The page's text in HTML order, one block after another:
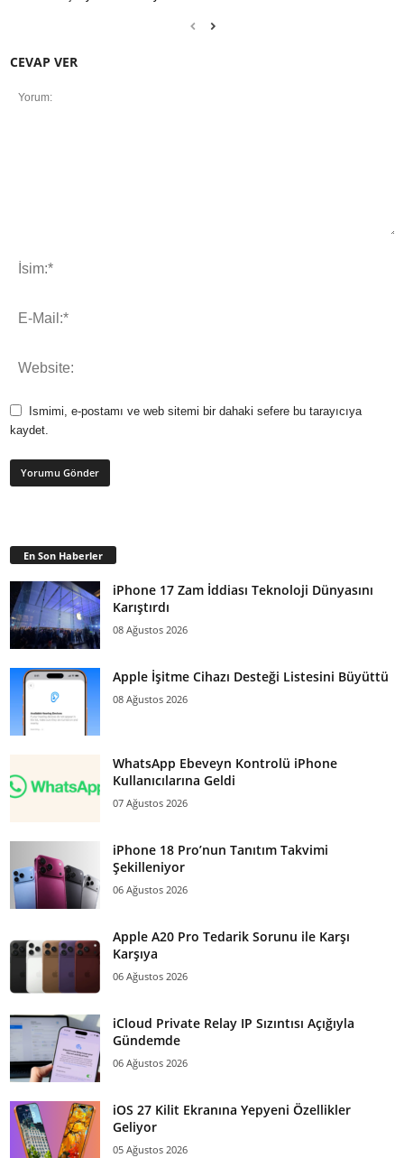
CEVAP VER
Ismimi, e-postamı ve web sitemi bir dahaki sefere bu tarayıcıya
kaydet.
En Son Haberler
iPhone 17 Zam İddiası Teknoloji Dünyasını
Karıştırdı
08 Ağustos 2026
Apple İşitme Cihazı Desteği Listesini Büyüttü
08 Ağustos 2026
WhatsApp Ebeveyn Kontrolü iPhone
Kullanıcılarına Geldi
07 Ağustos 2026
iPhone 18 Pro’nun Tanıtım Takvimi
Şekilleniyor
06 Ağustos 2026
Apple A20 Pro Tedarik Sorunu ile Karşı
Karşıya
06 Ağustos 2026
iCloud Private Relay IP Sızıntısı Açığıyla
Gündemde
06 Ağustos 2026
iOS 27 Kilit Ekranına Yepyeni Özellikler
Geliyor
05 Ağustos 2026